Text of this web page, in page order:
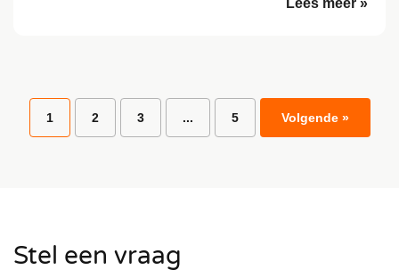
Lees meer »
1 2 3 ... 5 Volgende »
Stel een vraag